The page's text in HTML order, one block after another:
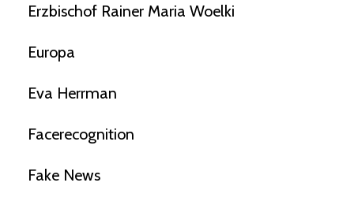
Erzbischof Rainer Maria Woelki
Europa
Eva Herrman
Facerecognition
Fake News